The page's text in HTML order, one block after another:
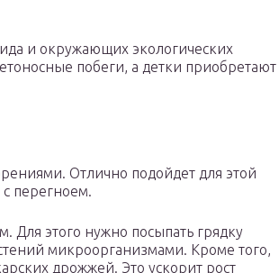
и окружающих экологических
побеги, а детки приобретают
Отлично подойдет для этой
перегноем.
этого нужно посыпать грядку
микроорганизмами. Кроме того,
дрожжей. Это ускорит рост